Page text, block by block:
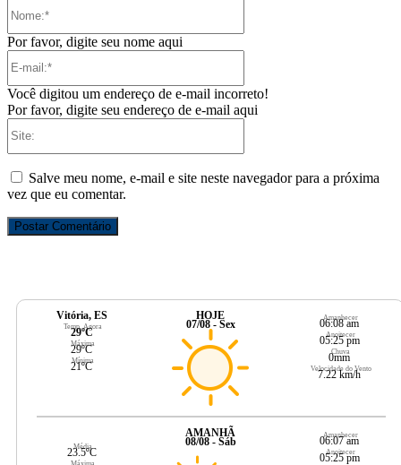
Por favor, digite seu nome aqui
Você digitou um endereço de e-mail incorreto!
Por favor, digite seu endereço de e-mail aqui
Salve meu nome, e-mail e site neste navegador para a próxima
vez que eu comentar.
Vitória, ES
Temp. Agora
29ºC
Máxima
29ºC
Mínima
21ºC
HOJE
07/08 - Sex
Amanhecer
06:08 am
Anoitecer
05:25 pm
Chuva
0mm
Velocidade do Vento
7.22 km/h
Média
23.5ºC
Máxima
AMANHÃ
08/08 - Sáb
Amanhecer
06:07 am
Anoitecer
05:25 pm